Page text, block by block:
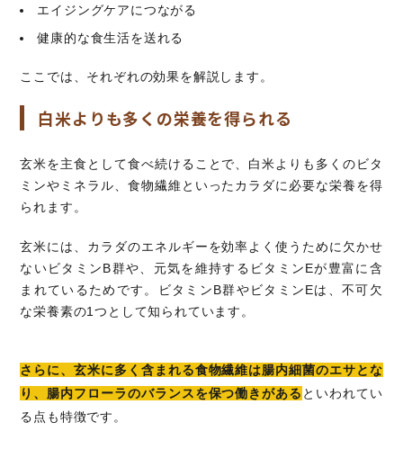
エイジングケアにつながる
健康的な食生活を送れる
ここでは、それぞれの効果を解説します。
白米よりも多くの栄養を得られる
玄米を主食として食べ続けることで、白米よりも多くのビタ
ミンやミネラル、食物繊維といったカラダに必要な栄養を得
られます。
玄米には、カラダのエネルギーを効率よく使うために欠かせ
ないビタミンB群や、元気を維持するビタミンEが豊富に含
まれているためです。ビタミンB群やビタミンEは、不可欠
な栄養素の1つとして知られています。
さらに、玄米に多く含まれる食物繊維は腸内細菌のエサとな
り、腸内フローラのバランスを保つ働きがある といわれてい
る点も特徴です。